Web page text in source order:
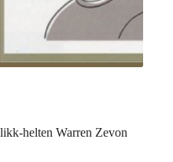
helten Warren Zevon